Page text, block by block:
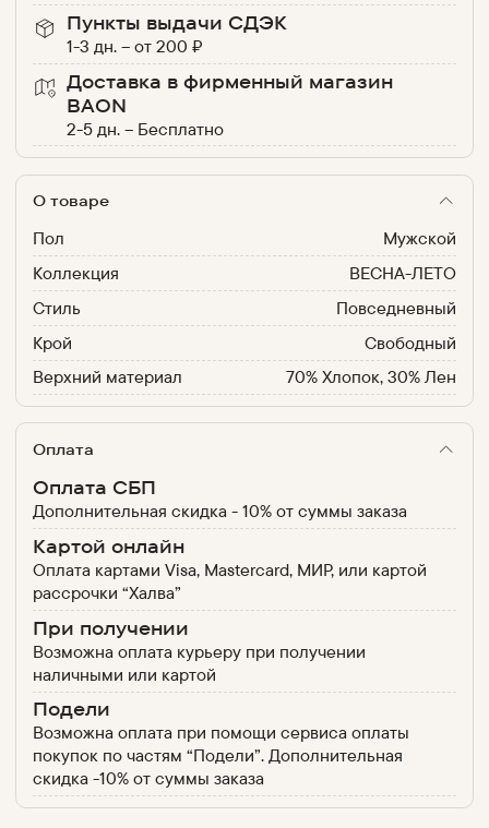
Пункты выдачи СДЭК
1-3 дн. –от200 ₽
Доставка в фирменный магазин
BAON
2-5 дн. – Бесплатно
О товаре
Пол
Мужской
Коллекция
ВЕСНА-ЛЕТО
Стиль
Повседневный
Крой
Свободный
Верхний материал
70% Хлопок, 30% Лен
Оплата
Оплата СБП
Дополнительная скидка - 10% от суммы заказа
Картой онлайн
Оплата картами Visa, Mastercard, МИР, или картой
рассрочки “Халва”
При получении
Возможна оплата курьеру при получении
наличными или картой
Подели
Возможна оплата при помощи сервиса оплаты
покупок по частям “Подели”. Дополнительная
скидка -10% от суммы заказа